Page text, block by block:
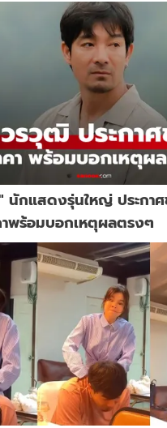
นักแสดงรุ่นใหญ่ ประกา
าพร้อมบอกเหตุผลตรงๆ